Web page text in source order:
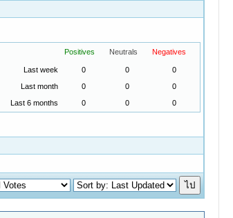
Positives Neutrals Negatives
Last week 0 0
0
Last month
0 0
0
Last 6 months
0 0 0